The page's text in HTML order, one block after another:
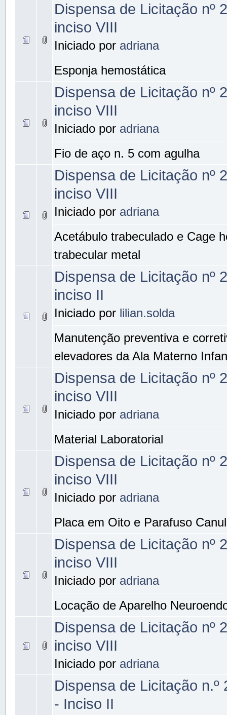
Dispensa de Licitação nº
inciso VIII
Iniciado por adriana
Esponja hemostática
Dispensa de Licitação nº
inciso VIII
Iniciado por adriana
Fio de aço n. 5 com agulha
Dispensa de Licitação nº
inciso VIII
Iniciado por adriana
Acetábulo trabeculado e Cage
trabecular metal
Dispensa de Licitação nº
inciso II
Iniciado por lilian.solda
Manutenção preventiva e
elevadores da Ala Materno
Dispensa de Licitação nº
inciso VIII
Iniciado por adriana
Material Laboratorial
Dispensa de Licitação nº
inciso VIII
Iniciado por adriana
Placa em Oito e Parafuso
Dispensa de Licitação nº
inciso VIII
Iniciado por adriana
Locação de Aparelho
Dispensa de Licitação nº
inciso VIII
Iniciado por adriana
Dispensa de Licitação n.º
- Inciso II